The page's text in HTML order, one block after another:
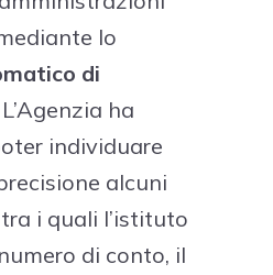
lo
di
L’Agenzia ha
individuare
alcuni
i quali l’istituto
di conto, il